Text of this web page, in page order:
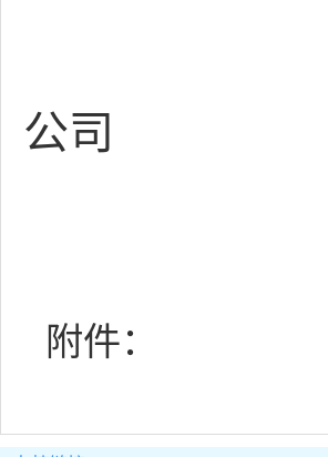
公司
附件：